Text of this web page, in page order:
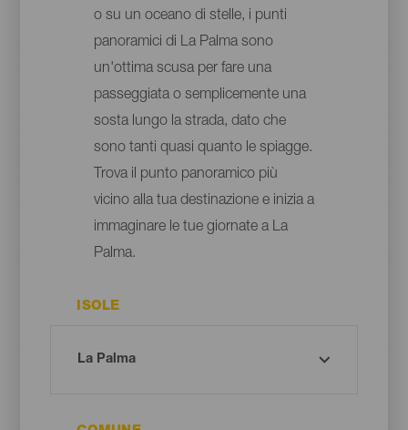
o su un oceano di stelle, i punti
panoramici di La Palma sono
un'ottima scusa per fare una
passeggiata o semplicemente una
sosta lungo la strada, dato che
sono tanti quasi quanto le spiagge.
Trova il punto panoramico più
vicino alla tua destinazione e inizia a
immaginare le tue giornate a La
Palma.
ISOLE